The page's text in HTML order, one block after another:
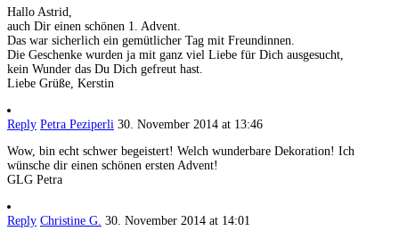
Hallo Astrid,
auch Dir einen schönen 1. Advent.
Das war sicherlich ein gemütlicher Tag mit Freundinnen.
Die Geschenke wurden ja mit ganz viel Liebe für Dich ausgesucht,
kein Wunder das Du Dich gefreut hast.
Liebe Grüße, Kerstin
Reply Petra Peziperli 30. November 2014 at 13:46
Wow, bin echt schwer begeistert! Welch wunderbare Dekoration! Ich
wünsche dir einen schönen ersten Advent!
GLG Petra
Reply Christine G. 30. November 2014 at 14:01